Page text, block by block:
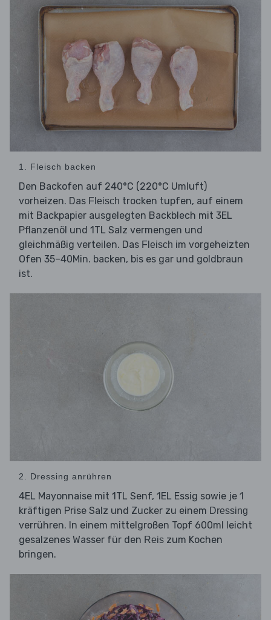
1. Fleisch backen
Den Backofen auf 240°C (220°C Umluft)
vorheizen. Das Fleisch trocken tupfen, auf einem
mit Backpapier ausgelegten Backblech mit 3EL
Pflanzenöl und 1TL Salz vermengen und
gleichmäßig verteilen. Das Fleisch im vorgeheizten
Ofen 35–40Min. backen, bis es gar und goldbraun
ist.
2. Dressing anrühren
4EL Mayonnaise mit 1TL Senf, 1EL Essig sowie je 1
kräftigen Prise Salz und Zucker zu einem Dressing
verrühren. In einem mittelgroßen Topf 600ml leicht
gesalzenes Wasser für den Reis zum Kochen
bringen.